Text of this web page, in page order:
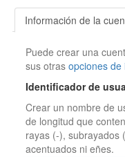
Información de la
Puede crear una
sus otrasopciones de
Identificador de
Crear un nombre de
de longitud que
rayas (-), subrayados
acentuados ni eñes.